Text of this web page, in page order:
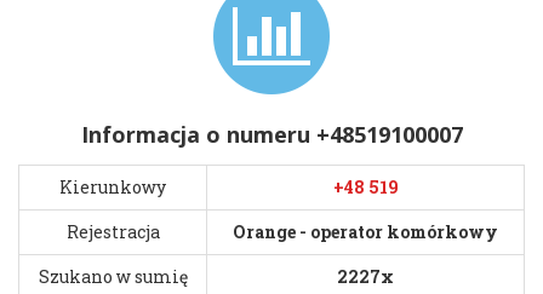
Informacja o numeru +48519100007
Kierunkowy
+48 519
Rejestracja
Orange - operator komórkowy
Szukano w sumię
2227x